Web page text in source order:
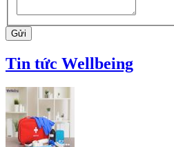
Gửi
Tin tức Wellbeing